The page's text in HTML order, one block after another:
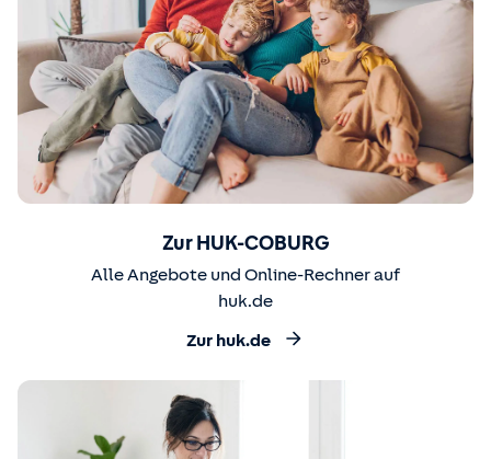
Zur HUK-COBURG
Alle Angebote und Online-Rechner auf
huk.de
Zur huk.de